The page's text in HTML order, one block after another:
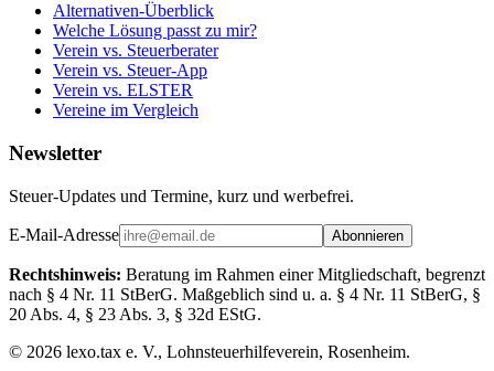
Alternativen-Überblick
Welche Lösung passt zu mir?
Verein vs. Steuerberater
Verein vs. Steuer-App
Verein vs. ELSTER
Vereine im Vergleich
Newsletter
Steuer-Updates und Termine, kurz und werbefrei.
E-Mail-Adresse Abonnieren
Rechtshinweis: Beratung im Rahmen einer Mitgliedschaft, begrenzt
nach § 4 Nr. 11 StBerG. Maßgeblich sind u. a. § 4 Nr. 11 StBerG, §
20 Abs. 4, § 23 Abs. 3, § 32d EStG.
© 2026 lexo.tax e. V., Lohnsteuerhilfeverein, Rosenheim.